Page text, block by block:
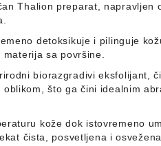
Thalion preparat, napravljen
detoksikuje i pilinguje
sa površine.
biorazgradivi eksfolijant,
oblikom,što ga čini idealnim
kože dok istovremeno
čista, posvetljena i osvežena